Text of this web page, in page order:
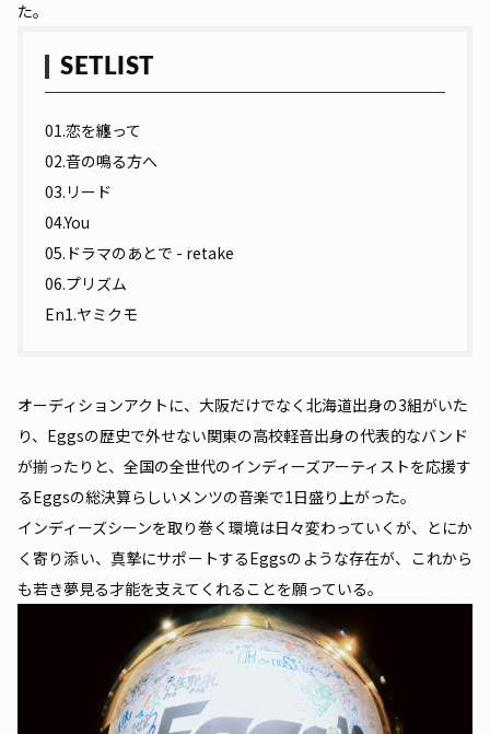
た。
SETLIST
01.恋を纏って
02.音の鳴る方へ
03.リード
04.You
05.ドラマのあとで - retake
06.プリズム
En1.ヤミクモ
オーディションアクトに、大阪だけでなく北海道出身の3組がいた
り、Eggsの歴史で外せない関東の高校軽音出身の代表的なバンド
が揃ったりと、全国の全世代のインディーズアーティストを応援す
るEggsの総決算らしいメンツの音楽で1日盛り上がった。
インディーズシーンを取り巻く環境は日々変わっていくが、とにか
く寄り添い、真摯にサポートするEggsのような存在が、これから
も若き夢見る才能を支えてくれることを願っている。